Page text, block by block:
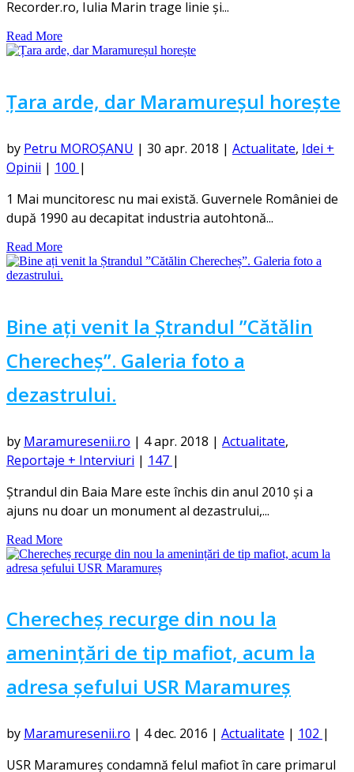
Recorder.ro, Iulia Marin trage linie și...
Read More
Țara arde, dar Maramureșul horește
by Petru MOROȘANU | 30 apr. 2018 | Actualitate, Idei +
Opinii | 100 |
1 Mai muncitoresc nu mai există. Guvernele României de
după 1990 au decapitat industria autohtonă...
Read More
Bine ați venit la Ștrandul ”Cătălin
Cherecheș”. Galeria foto a
dezastrului.
by Maramuresenii.ro | 4 apr. 2018 | Actualitate,
Reportaje + Interviuri | 147 |
Ștrandul din Baia Mare este închis din anul 2010 și a
ajuns nu doar un monument al dezastrului,...
Read More
Cherecheș recurge din nou la
amenințări de tip mafiot, acum la
adresa șefului USR Maramureș
by Maramuresenii.ro | 4 dec. 2016 | Actualitate | 102 |
USR Maramureş condamnă felul mafiot în care primarul